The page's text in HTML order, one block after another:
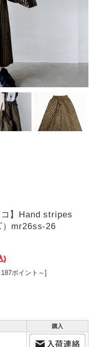
】Hand stripes
mr26ss-26
)
ポイント～]
購入